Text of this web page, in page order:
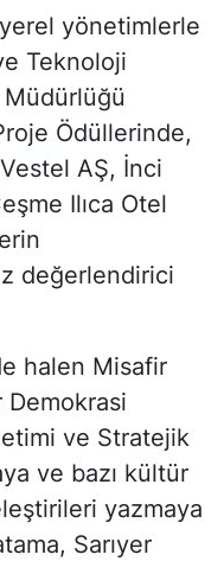
yönetimlerle
Teknoloji
Müdürlüğü
Ödüllerinde,
Vestel AŞ, İnci
Ilıca Otel
değerlendirici
halen Misafir
Demokrasi
ve Stratejik
ve bazı kültür
yazmaya
Sarıyer